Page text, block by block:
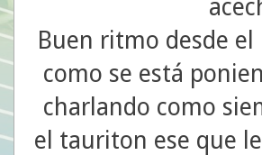
Buen ritmo desde
como se está
charlando como
el tauriton ese que